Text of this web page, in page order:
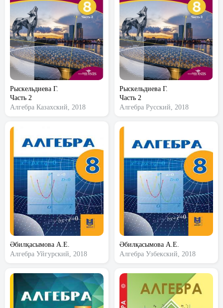
Рыскельдиева Г.
Часть 2
Алгебра Казахский, 2018
Рыскельдиева Г.
Часть 2
Алгебра Русский, 2018
Әбилқасымова А.Е.
Алгебра Уйгурский, 2018
Әбилқасымова А.Е.
Алгебра Узбекский, 2018